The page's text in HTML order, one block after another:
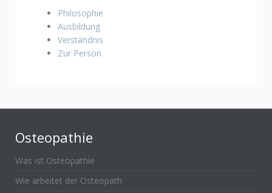
Philosophie
Ausbildung
Verständnis
Zur Person
Osteopathie
Was ist Osteopathie
Wie arbeitet der Osteopath